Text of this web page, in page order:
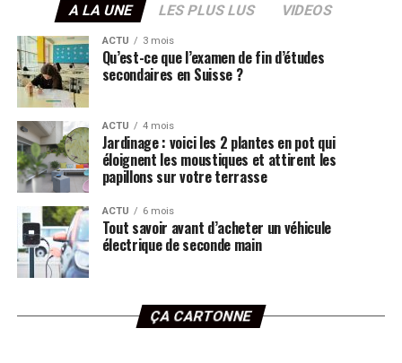
A LA UNE LES PLUS LUS VIDEOS
ACTU 3 mois
Qu’est-ce que l’examen de fin d’études
secondaires en Suisse ?
ACTU 4 mois
Jardinage : voici les 2 plantes en pot qui
éloignent les moustiques et attirent les
papillons sur votre terrasse
ACTU 6 mois
Tout savoir avant d’acheter un véhicule
électrique de seconde main
ÇA CARTONNE